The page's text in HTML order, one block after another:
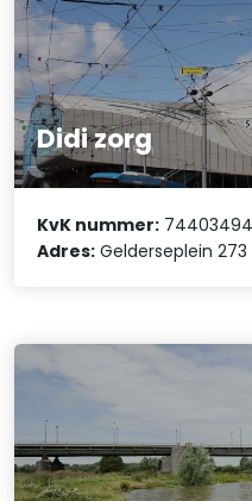
Didi zorg
KvK nummer: 74403494
Adres: Gelderseplein 273